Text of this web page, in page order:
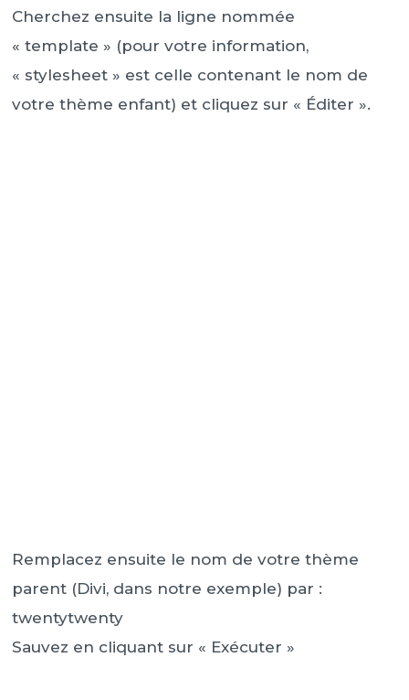
Cherchez ensuite la ligne nommée
« template » (pour votre information,
« stylesheet » est celle contenant le nom de
votre thème enfant) et cliquez sur « Éditer ».
Remplacez ensuite le nom de votre thème
parent (Divi, dans notre exemple) par :
twentytwenty
Sauvez en cliquant sur « Exécuter »